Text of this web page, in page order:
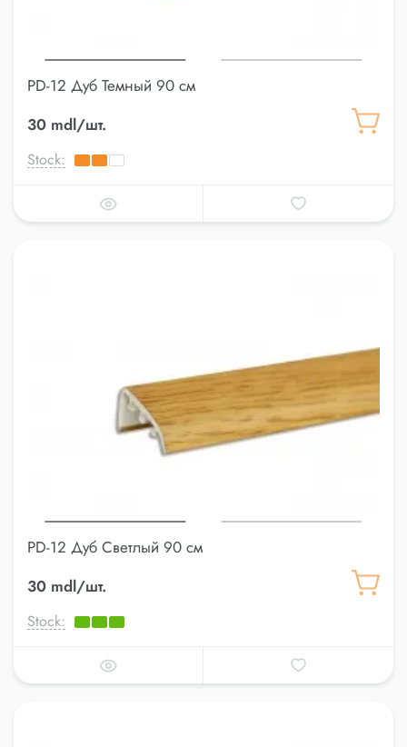
PD-12 Дуб Темный 90 см
30 mdl/шт.
Stock:
PD-12 Дуб Светлый 90 см
30 mdl/шт.
Stock: